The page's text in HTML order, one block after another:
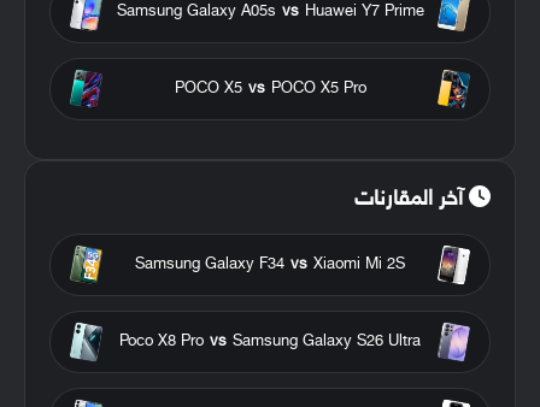
Huawei Y7 Prime
vs
Samsung Galaxy A05s
POCO X5 Pro
vs
POCO X5
آخر المقارنات
Xiaomi Mi 2S
vs
Samsung Galaxy F34
Samsung Galaxy S26 Ultra
vs
Poco X8 Pro